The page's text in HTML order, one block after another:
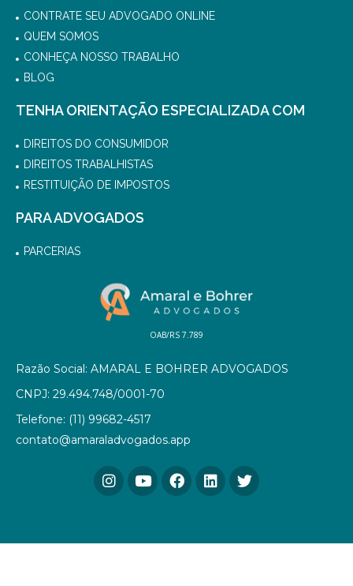
CONTRATE SEU ADVOGADO ONLINE
QUEM SOMOS
CONHEÇA NOSSO TRABALHO
BLOG
TENHA ORIENTAÇÃO ESPECIALIZADA COM
DIREITOS DO CONSUMIDOR
DIREITOS TRABALHISTAS
RESTITUIÇÃO DE IMPOSTOS
PARA ADVOGADOS
PARCERIAS
OAB/RS 7.789
Razão Social: AMARAL E BOHRER ADVOGADOS
CNPJ: 29.494.748/0001-70
Telefone: (11) 99682-4517
contato@amaraladvogados.app